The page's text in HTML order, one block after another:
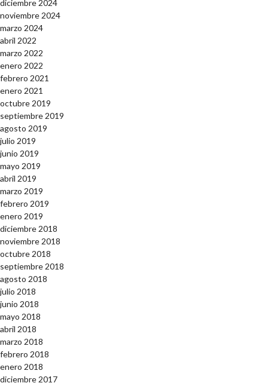
diciembre 2024
noviembre 2024
marzo 2024
abril 2022
marzo 2022
enero 2022
febrero 2021
enero 2021
octubre 2019
septiembre 2019
agosto 2019
julio 2019
junio 2019
mayo 2019
abril 2019
marzo 2019
febrero 2019
enero 2019
diciembre 2018
noviembre 2018
octubre 2018
septiembre 2018
agosto 2018
julio 2018
junio 2018
mayo 2018
abril 2018
marzo 2018
febrero 2018
enero 2018
diciembre 2017